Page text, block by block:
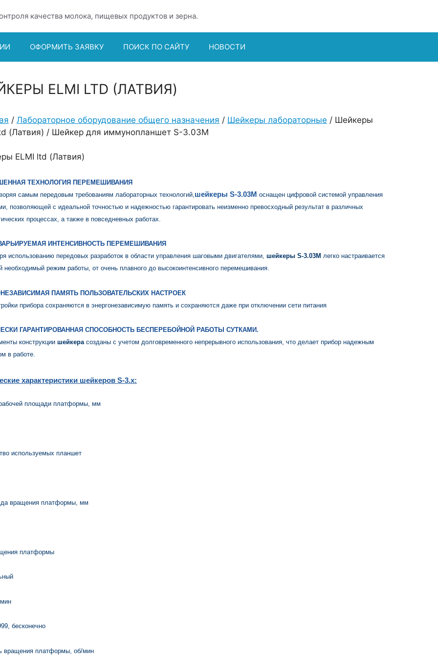
качества молока, пищевых продуктов и зерна.
ОФОРМИТЬ ЗАЯВКУ ПОИСК ПО САЙТУ НОВОСТИ
ELMI LTD (ЛАТВИЯ)
/ Лабораторное оборудование общего назначения / Шейкеры лабораторные / Шейкеры
(Латвия) / Шейкер для иммунопланшет S-3.03M
ELMI ltd (Латвия)
ТЕХНОЛОГИЯ ПЕРЕМЕШИВАНИЯ
самым передовым требованиям лабораторных технологий, шейкеры S-3.03М оснащен цифровой системой управления
позволяющей с идеальной точностью и надежностью гарантировать неизменно превосходный результат в различных
процессах, а также в повседневных работах.
ИНТЕНСИВНОСТЬ ПЕРЕМЕШИВАНИЯ
использованию передовых разработок в области управления шаговыми двигателями, шейкеры S-3.03М легко настраивается
необходимый режим работы, от очень плавного до высокоинтенсивного перемешивания.
ПАМЯТЬ ПОЛЬЗОВАТЕЛЬСКИХ НАСТРОЕК
прибора сохраняются в энергонезависимую память и сохраняются даже при отключении сети питания
ГАРАНТИРОВАННАЯ СПОСОБНОСТЬ БЕСПЕРЕБОЙНОЙ РАБОТЫ СУТКАМИ.
конструкции шейкера созданы с учетом долговременного непрерывного использования, что делает прибор надежным
в работе.
характеристики шейкеров S-3.x:
площади платформы, мм
используемых планшет
вращения платформы, мм
платформы
бесконечно
вращения платформы, об/мин